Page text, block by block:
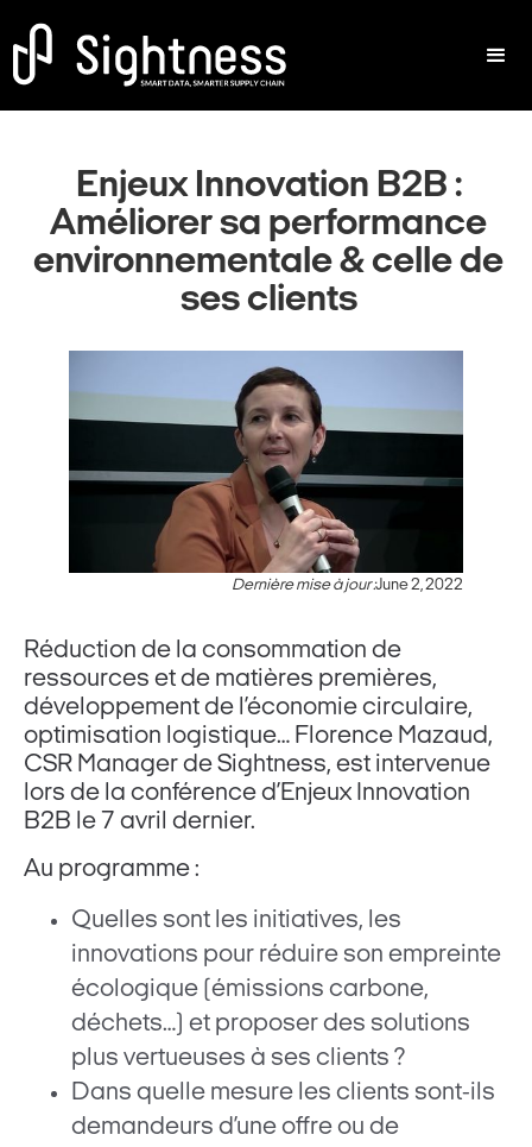
Enjeux Innovation B2B :
Améliorer sa performance
environnementale & celle de
ses clients
Dernière mise à jour :June 2, 2022
Réduction de la consommation de
ressources et de matières premières,
développement de l’économie circulaire,
optimisation logistique… Florence Mazaud,
CSR Manager de Sightness, est intervenue
lors de la conférence d’Enjeux Innovation
B2B le 7 avril dernier.
Au programme :
Quelles sont les initiatives, les
innovations pour réduire son empreinte
écologique (émissions carbone,
déchets…) et proposer des solutions
plus vertueuses à ses clients ?
Dans quelle mesure les clients sont-ils
demandeurs d’une offre ou de